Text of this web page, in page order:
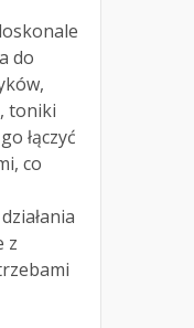
do
toniki
łączyć
co
z